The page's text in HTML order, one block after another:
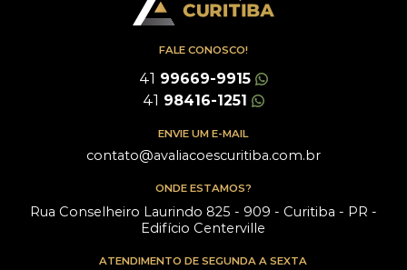
ENVIE UM E-MAIL
contato@avaliacoescuritiba.com.br
ONDE ESTAMOS?
Rua Conselheiro Laurindo 825 - 909 - Curitiba - PR -
Edifício Centerville
FALE CONOSCO!
41 99669-9915
41 98416-1251
ATENDIMENTO DE SEGUNDA A SEXTA